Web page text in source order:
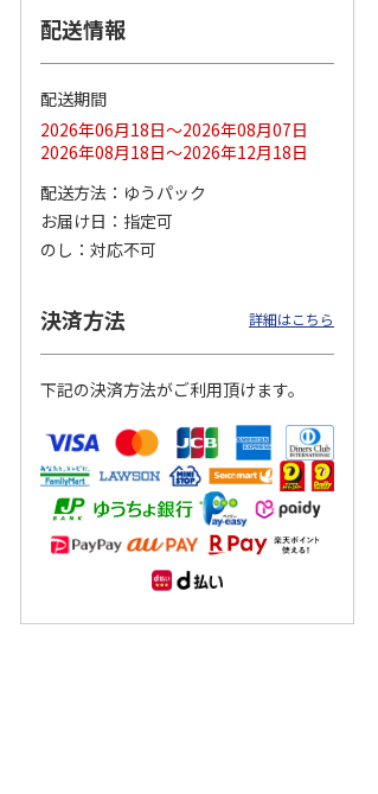
ドジャース 大谷翔
平 日本人最多53試
合連続出塁記念 シ
ル…
17,000円
(送料・税込)
谷翔平 2026 NL 3・
4月投手…
配送情報
配送期間
2026年06月18日～2026年08月07日
2026年08月18日～2026年12月18日
配送方法
ゆうパック
お届け日
指定可
のし
対応不可
決済方法 詳細はこちら
下記の決済方法がご利用頂けます。